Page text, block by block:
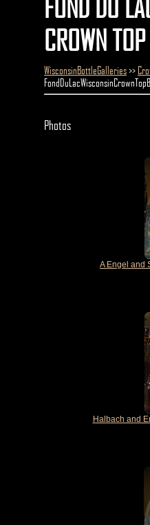
FOND DU
CROWN
WisconsinBottleGalleries>>
Photos
A Engel and
Halbach and